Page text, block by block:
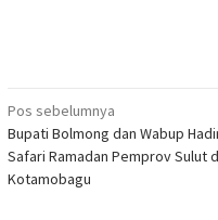
Navigasi
pos
Pos sebelumnya
Bupati Bolmong dan Wabup
Safari Ramadan Pemprov Sulut
Kotamobagu